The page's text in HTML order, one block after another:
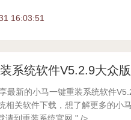
16:03:51
系统软件V5.2.9大众
最新的小马一键重装系统软件
相关软件下载，想了解更多的小